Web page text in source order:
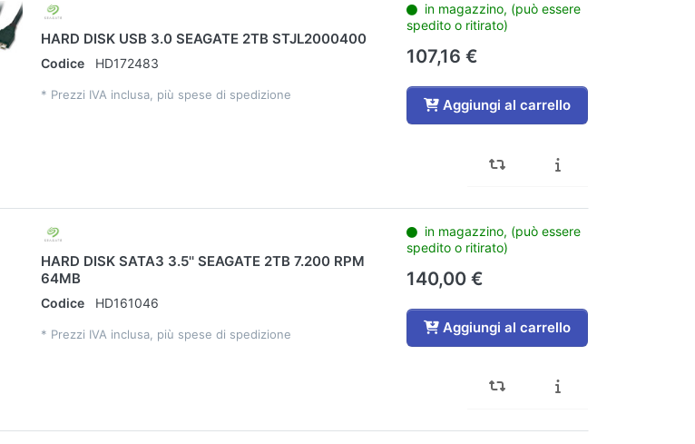
HARD DISK USB 3.0 SEAGATE 2TB STJL2000400
Codice HD172483
* Prezzi IVA inclusa, più spese di spedizione
in magazzino, (può essere
spedito o ritirato)
107,16 €
Aggiungi al carrello
HARD DISK SATA3 3.5'' SEAGATE 2TB 7.200 RPM
64MB
Codice HD161046
* Prezzi IVA inclusa, più spese di spedizione
in magazzino, (può essere
spedito o ritirato)
140,00 €
Aggiungi al carrello